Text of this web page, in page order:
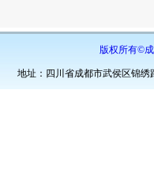
版权所有©
地址：四川省成都市武侯区锦绣